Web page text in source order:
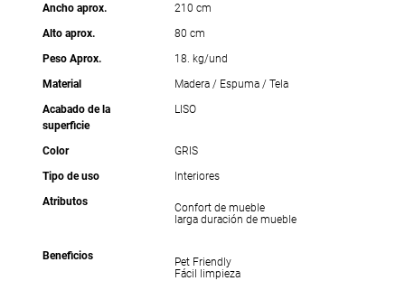
Ancho aprox.
210 cm
Alto aprox.
80 cm
Peso Aprox.
18. kg/und
Material
Madera / Espuma / Tela
Acabado de la
superficie
LISO
Color
GRIS
Tipo de uso
Interiores
Atributos
Confort de mueble
larga duración de mueble
Beneficios
Pet Friendly
Fácil limpieza